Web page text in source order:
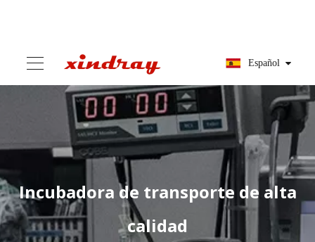
Español
Incubadora de transporte de alta
calidad